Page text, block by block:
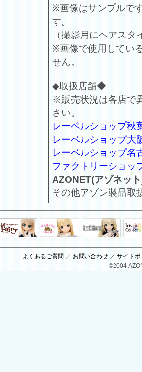
※画像はサンプルで
す。
（撮影用にヘアス
※画像で使用してい
せん。
◆取扱店舗◆
※販売状況は各店で
さい。
レーベルショップ秋
レーベルショップ大
レーベルショップ名
ファクトリーショッ
AZONET(アゾネッ
その他アゾン製品取
よくあるご質問 ／ お問い合わせ ／ サイトポ
©2004